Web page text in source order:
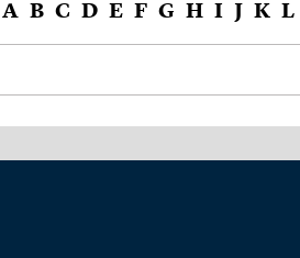
A B C D E F G H I J K L